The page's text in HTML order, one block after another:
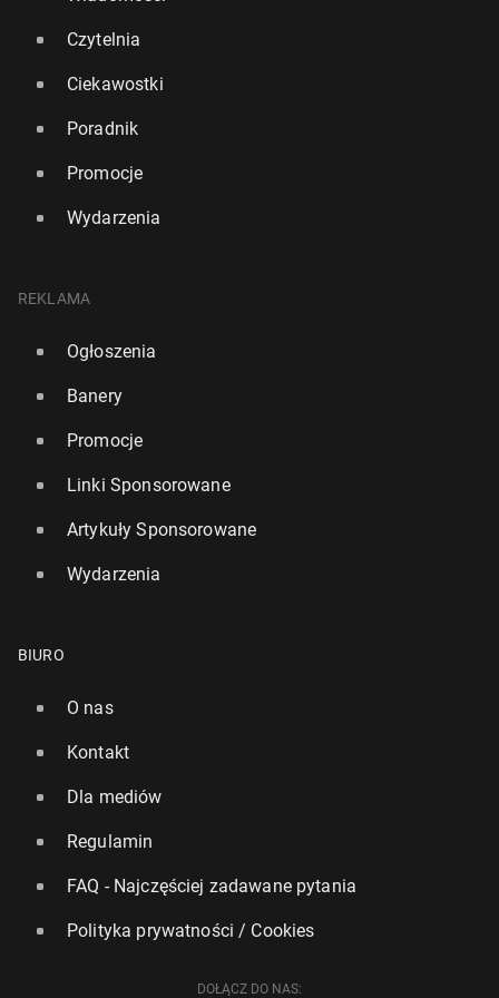
Polski dom opieki Ilford Park za­gro­żo­ny za­mknię­
1 czerwca, 16:00
mieszka obecnie w UK?
14 maja, 17:00
Czytelnia
Ciekawostki
Poradnik
Promocje
Wydarzenia
REKLAMA
Ogłoszenia
Banery
Promocje
Linki Sponsorowane
Artykuły Sponsorowane
Wydarzenia
BIURO
O nas
Kontakt
Dla mediów
Regulamin
FAQ - Najczęściej zadawane pytania
Polityka prywatności / Cookies
DOŁĄCZ DO NAS: